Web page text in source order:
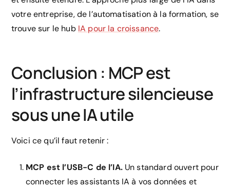
votre entreprise, de l’automatisation à la formation, se
trouve sur le hub IA pour la croissance.
Conclusion : MCP est
l’infrastructure silencieuse
sous une IA utile
Voici ce qu’il faut retenir :
MCP est l’USB-C de l’IA.Un standard ouvert pour
connecter les assistants IA à vos données et